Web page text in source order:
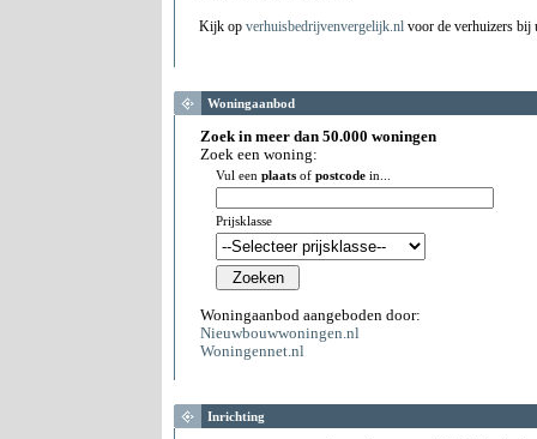
Kijk op verhuisbedrijvenvergelijk.nl voor de verhuizers bij
Woningaanbod
Zoek in meer dan 50.000 woningen
Zoek een woning:
Vul een plaats of postcode in...
Prijsklasse
Woningaanbod aangeboden door:
Nieuwbouwwoningen.nl
Woningennet.nl
Inrichting